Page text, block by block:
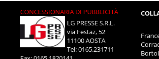
CONCESSIONARIA DI PUBBLICITÀ
LG PRESSE S.R.L.
via Festaz, 52
11100 AOSTA
Tel: 0165.231711